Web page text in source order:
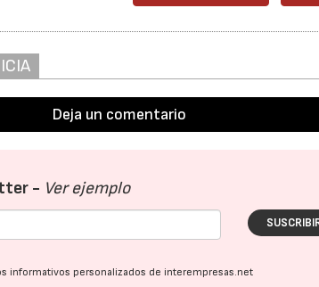
Deja un comentario
- Ver ejemplo
informativos personalizados de interempresas.net